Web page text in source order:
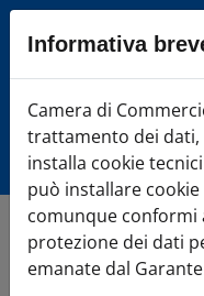
Sezione
Vai alla sezione
Vai al footer
Camera
Home»Di cosa hai
Mediazione
Informativa
Camera di
trattamento dei dati,
installa cookie
può installare
comunque conformi
protezione dei dati
emanate dal